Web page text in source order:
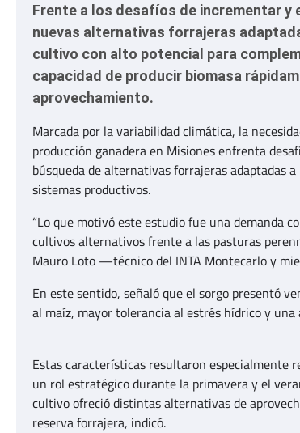
Frente a los desafíos de incrementar y
nuevas alternativas forrajeras
cultivo con alto potencial para
capacidad de producir biomasa
aprovechamiento.
Marcada por la variabilidad climática, la
producción ganadera en Misiones enfrenta
búsqueda de alternativas forrajeras adaptadas
sistemas productivos.
“Lo que motivó este estudio fue una demanda
cultivos alternativos frente a las pasturas
Mauro Loto —técnico del INTA Montecarlo y
En este sentido, señaló que el sorgo presentó
al maíz, mayor tolerancia al estrés hídrico y una
Estas características resultaron especialmente
un rol estratégico durante la primavera y el
cultivo ofreció distintas alternativas de
reserva forrajera, indicó.